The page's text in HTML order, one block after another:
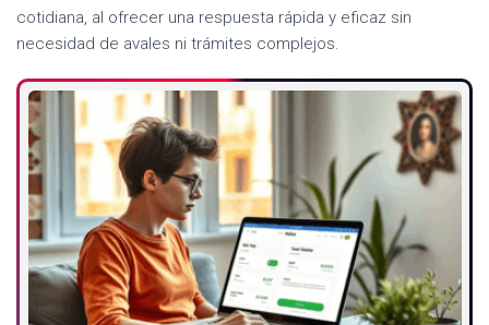
cotidiana, al ofrecer una respuesta rápida y eficaz sin
necesidad de avales ni trámites complejos.